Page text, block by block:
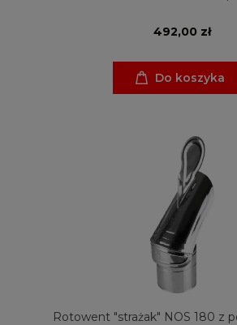
492,00 zł
Do koszyka
Rotowent "strażak" NOS 180 z